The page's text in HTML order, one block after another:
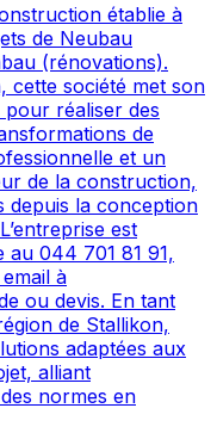
établie à
de Neubau
(rénovations).
cette société met son
réaliser des
de
et un
de la construction,
depuis la conception
est
au 044 701 81 91,
à
ou devis. En tant
de Stallikon,
adaptées aux
alliant
normes en